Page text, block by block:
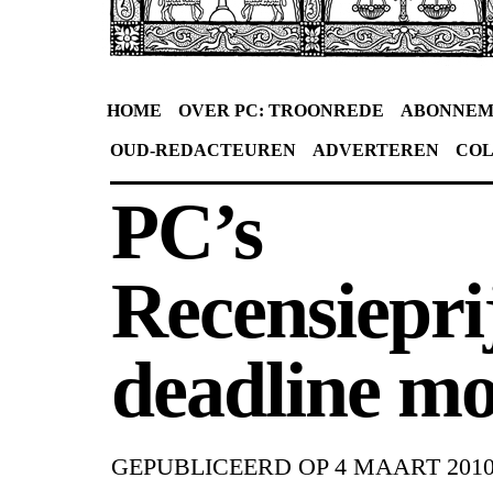
HOME OVER PC: TROONREDE
OUD-REDACTEUREN ADVERTEREN
PC’s
deadline
GEPUBLICEERD OP 4 MAART